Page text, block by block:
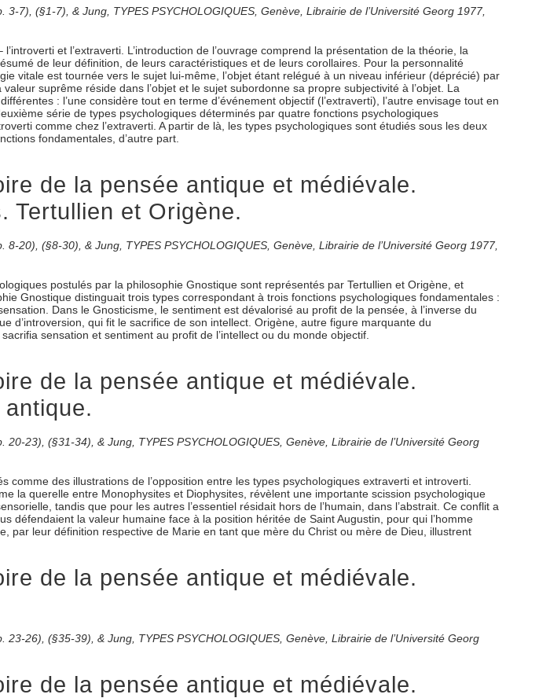
7), (§1-7), & Jung, TYPES PSYCHOLOGIQUES, Genève, Librairie de l’Université Georg 1977,
et l’extraverti. L’introduction de l’ouvrage comprend la présentation de la théorie, la
de leur définition, de leurs caractéristiques et de leurs corollaires. Pour la personnalité
vitale est tournée vers le sujet lui-même, l’objet étant relégué à un niveau inférieur (déprécié) par
suprême réside dans l’objet et le sujet subordonne sa propre subjectivité à l’objet. La
: l’une considère tout en terme d’événement objectif (l’extraverti), l’autre envisage tout en
série de types psychologiques déterminés par quatre fonctions psychologiques
comme chez l’extraverti. A partir de là, les types psychologiques sont étudiés sous les deux
fondamentales, d’autre part.
de la pensée antique et médiévale.
Tertullien et Origène.
20), (§8-30), & Jung, TYPES PSYCHOLOGIQUES, Genève, Librairie de l’Université Georg 1977,
postulés par la philosophie Gnostique sont représentés par Tertullien et Origène, et
Gnostique distinguait trois types correspondant à trois fonctions psychologiques fondamentales :
Dans le Gnosticisme, le sentiment est dévalorisé au profit de la pensée, à l’inverse du
d’introversion, qui fit le sacrifice de son intellect. Origène, autre figure marquante du
sensation et sentiment au profit de l’intellect ou du monde objectif.
de la pensée antique et médiévale.
23), (§31-34), & Jung, TYPES PSYCHOLOGIQUES, Genève, Librairie de l’Université Georg
des illustrations de l’opposition entre les types psychologiques extraverti et introverti.
la querelle entre Monophysites et Diophysites, révèlent une importante scission psychologique
tandis que pour les autres l’essentiel résidait hors de l’humain, dans l’abstrait. Ce conflit a
défendaient la valeur humaine face à la position héritée de Saint Augustin, pour qui l’homme
par leur définition respective de Marie en tant que mère du Christ ou mère de Dieu, illustrent
de la pensée antique et médiévale.
26), (§35-39), & Jung, TYPES PSYCHOLOGIQUES, Genève, Librairie de l’Université Georg
de la pensée antique et médiévale.